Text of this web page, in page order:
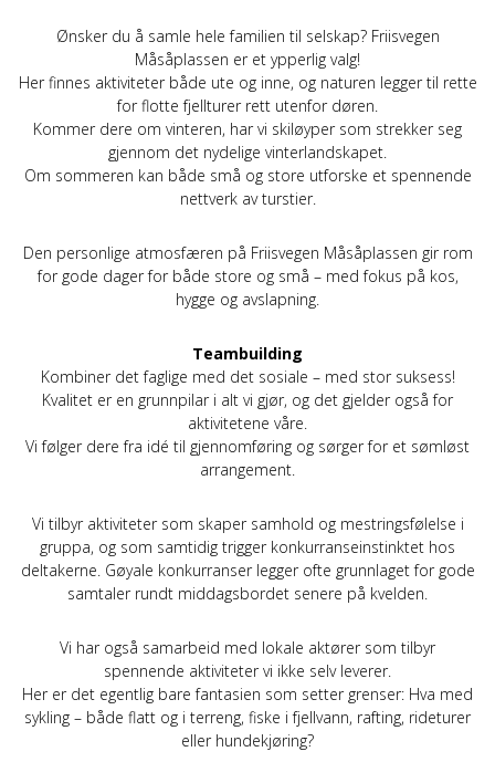
Ønsker du å samle hele familien til selskap? Friisvegen
Måsåplassen er et ypperlig valg!
Her finnes aktiviteter både ute og inne, og naturen legger til rette
for flotte fjellturer rett utenfor døren.
Kommer dere om vinteren, har vi skiløyper som strekker seg
gjennom det nydelige vinterlandskapet.
Om sommeren kan både små og store utforske et spennende
nettverk av turstier.
Den personlige atmosfæren på Friisvegen Måsåplassen gir rom
for gode dager for både store og små – med fokus på kos,
hygge og avslapning.
Teambuilding
Kombiner det faglige med det sosiale – med stor suksess!
Kvalitet er en grunnpilar i alt vi gjør, og det gjelder også for
aktivitetene våre.
Vi følger dere fra idé til gjennomføring og sørger for et sømløst
arrangement.
Vi tilbyr aktiviteter som skaper samhold og mestringsfølelse i
gruppa, og som samtidig trigger konkurranseinstinktet hos
deltakerne. Gøyale konkurranser legger ofte grunnlaget for gode
samtaler rundt middagsbordet senere på kvelden.
Vi har også samarbeid med lokale aktører som tilbyr
spennende aktiviteter vi ikke selv leverer.
Her er det egentlig bare fantasien som setter grenser: Hva med
sykling – både flatt og i terreng, fiske i fjellvann, rafting, rideturer
eller hundekjøring?